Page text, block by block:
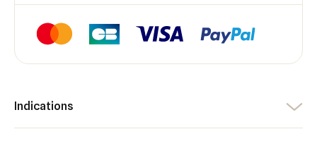
Indications
Annuler Créer une liste d'envies
Annuler Connexion